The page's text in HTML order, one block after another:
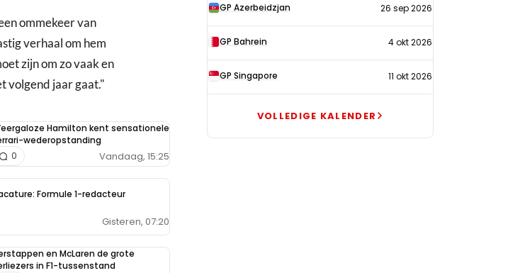
ommekeer van
verhaal om hem
zijn om zo vaak en
volgend jaar gaat."
Hamilton kent sensationele
wederopstanding
Vandaag, 15:25
0
Formule 1-redacteur
Gisteren, 07:20
en McLaren de grote
in F1-tussenstand
GP Azerbeidzjan 26 sep 2026
GP Bahrein 4 okt 2026
GP Singapore 11 okt 2026
VOLLEDIGE KALENDER